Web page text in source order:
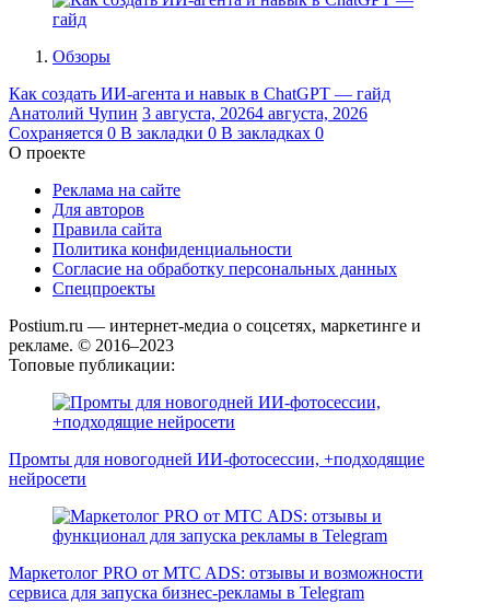
Обзоры
Как создать ИИ-агента и навык в ChatGPT — гайд
Анатолий Чупин 3 августа, 20264 августа, 2026
Сохраняется 0 В закладки 0 В закладках 0
О проекте
Реклама на сайте
Для авторов
Правила сайта
Политика конфиденциальности
Согласие на обработку персональных данных
Спецпроекты
Postium.ru — интернет-медиа о соцсетях, маркетинге и
рекламе. © 2016–2023
Топовые публикации:
Промты для новогодней ИИ-фотосессии, +подходящие
нейросети
Маркетолог PRO от MTC ADS: отзывы и возможности
сервиса для запуска бизнес-рекламы в Telegram